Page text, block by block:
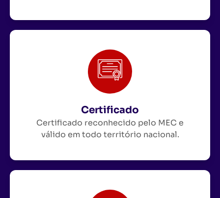
Certificado
Certificado reconhecido pelo MEC e
válido em todo território nacional.